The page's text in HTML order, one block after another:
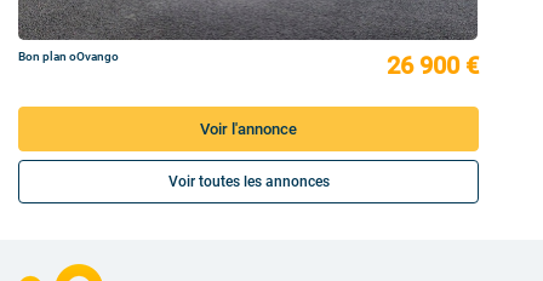
Bon plan oOvango 26 900 €
Voir l'annonce
Voir toutes les annonces